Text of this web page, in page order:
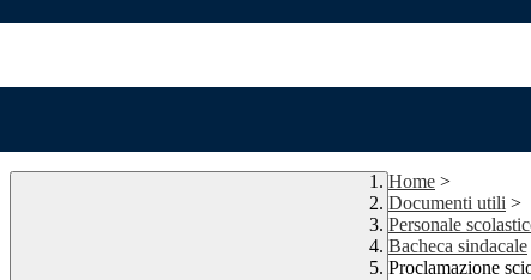
Home >
Documenti utili >
Personale
Bacheca sindacale
Proclamazione